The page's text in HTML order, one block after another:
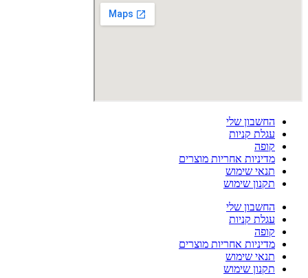
החשבון שלי
עגלת קניות
קופה
מדיניות אחריות מוצרים
תנאי שימוש
תקנון שימוש
החשבון שלי
עגלת קניות
קופה
מדיניות אחריות מוצרים
תנאי שימוש
תקנון שימוש